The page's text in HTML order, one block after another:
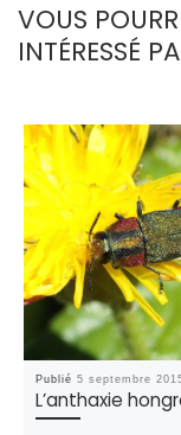
VOUS
INTÉRESSÉ
Publié5 septembre
L’anthaxie